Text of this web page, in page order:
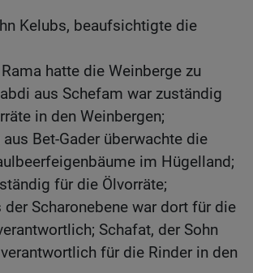
Kelubs, beaufsichtigte die
hatte die Weinberge zu
aus Schefam war zuständig
in den Weinbergen;
aus Bet-Gader überwachte die
im Hügelland;
für die Ölvorräte;
der Scharonebene war dort für die
Schafat, der Sohn
für die Rinder in den